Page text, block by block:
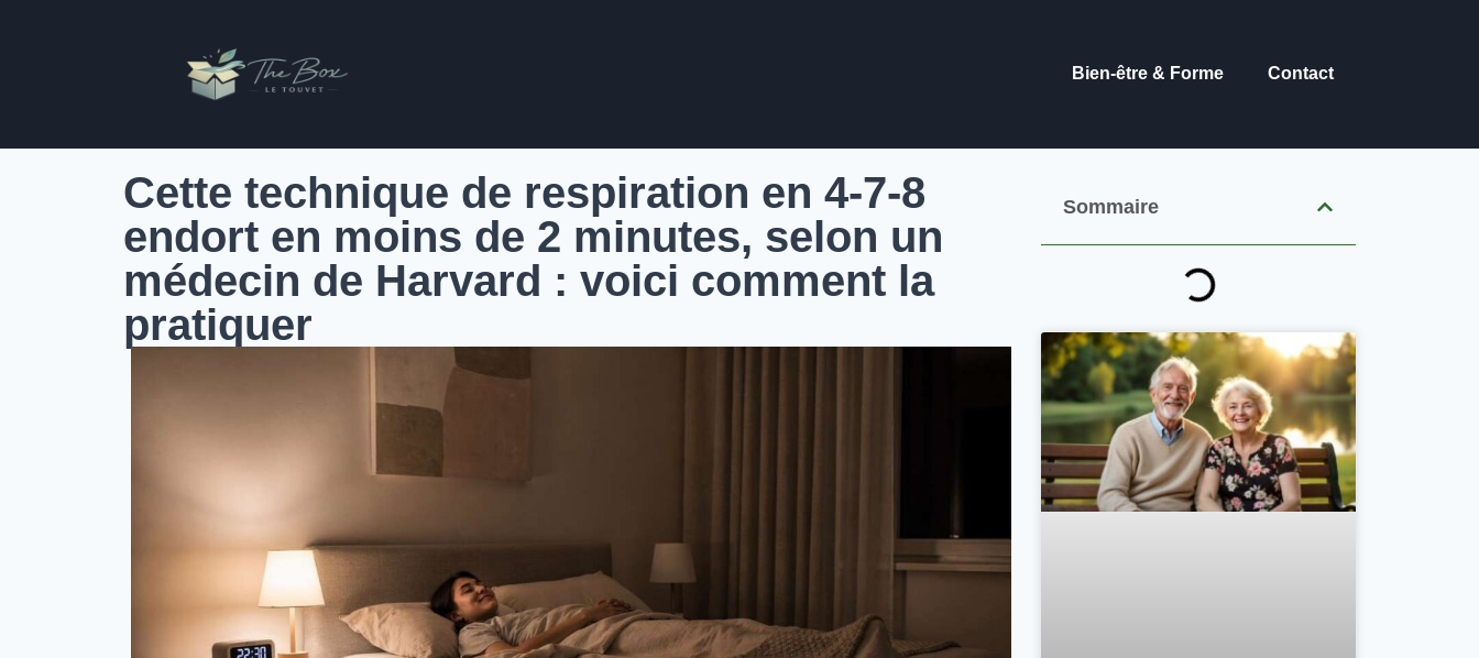
Bien-être & Forme Contact
Sommaire
Cette technique de respiration en 4-7-8
endort en moins de 2 minutes, selon un
médecin de Harvard : voici comment la
pratiquer